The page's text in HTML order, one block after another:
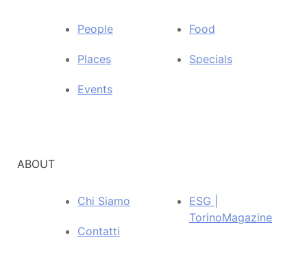
People
Places
Events
Food
Specials
ABOUT
Chi Siamo
Contatti
ESG |
TorinoMagazine